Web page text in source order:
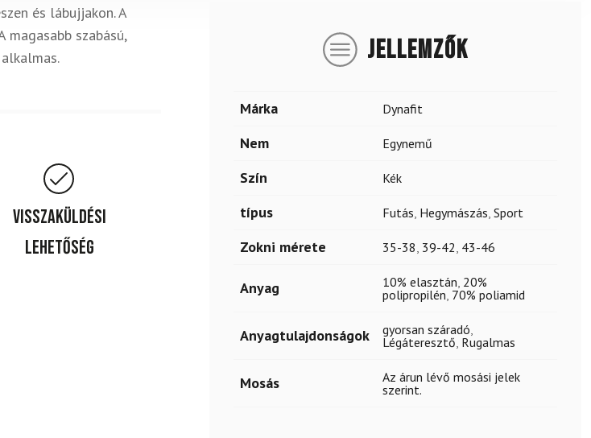
és lábujjakon. A
szabású,
Visszaküldési
lehetőség
JELLEMZŐK
Márka Dynafit
Nem Egynemű
Szín Kék
típus Futás, Hegymászás, Sport
Zokni mérete 35-38, 39-42, 43-46
Anyag 10% elasztán, 20%
polipropilén, 70% poliamid
Anyagtulajdonságok gyorsan száradó,
Légáteresztő, Rugalmas
Mosás
Az árun lévő mosási jelek
szerint.